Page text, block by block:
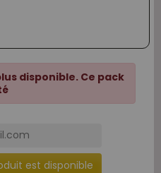
disponible. Ce pack
est disponible